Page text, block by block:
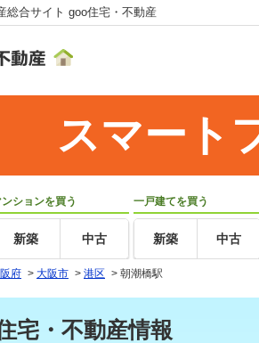
総合サイト goo住宅・不動産
スマート
ンションを買う
新築 中古
一戸建てを買う
新築 中古
府 > 大阪市 > 港区 > 朝潮橋駅
宅・不動産情報